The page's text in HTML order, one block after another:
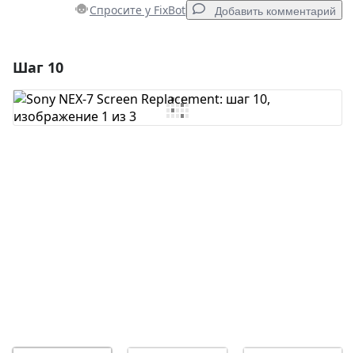
Спросите у FixBot Добавить комментарий
Добавить комментарий
Шаг 10